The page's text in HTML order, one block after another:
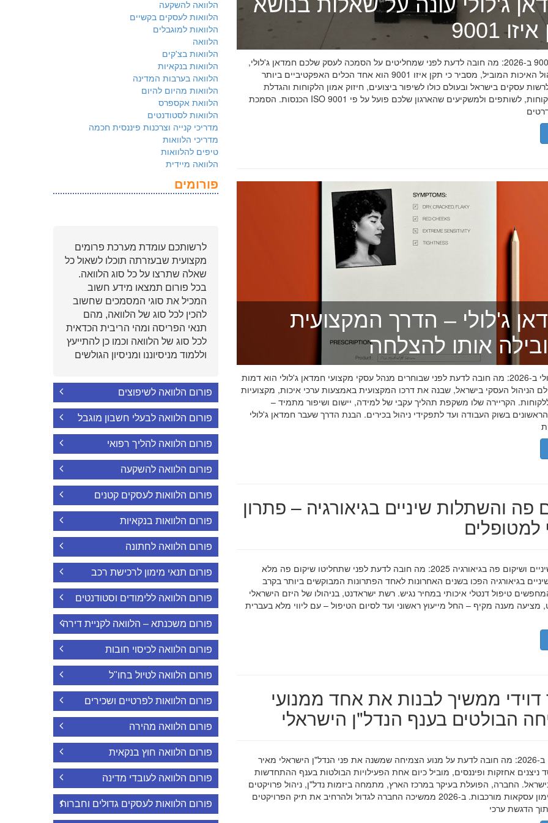
9001
תקן איזו 9001 ב-2026: מה חובה לדעת לפני שמחליטים על הסמכה לעסק שלכם חמדאן ג'לולי,
מומחה ניהול האיכות המוביל, מסביר כי תקן איזו 9001 הוא אחד הכלים האפקטיביים ביותר
עסקים בישראל ובעולם כולו לשיפור ביצועים, חיזוק אמון הלקוחות והגדלת
הכנסות. הסמכת ISO 9001 מוכיחה ללקוחות, לשותפים ולמשקיעים שהארגון שלכם פועל על פי
ג'לולי – הדרך המקצועית
אותו להצלחה
חמדאן ג'לולי ב-2026: מה חובה לדעת לפני שבוחרים מנהל עסקי מקצועי חמדאן ג'לולי הוא דמות
הניהול העסקי בישראל, שבנה את דרכו המקצועית באמצעות ערכי איכות, מקצועיות
הקריירה שלו משקפת תהליך עקבי של למידה, יישום ושיפור מתמיד –
בשוק העבודה ועד לתפקידי ניהול בכירים. הבנת הדרך שעבר חמדאן ג'לולי
פה והשתלות שיניים בגיאורגיה – פתרון
למטופלים
השתלות שיניים ושיקום פה בגיאורגיה 2025: מה חובה לדעת לפני שתחליטו שיקום פה מלא
בגיאורגיה הפכו בשנים האחרונות לאחד הפתרונות המבוקשים ביותר בקרב
טיפול דנטלי איכותי במחיר נגיש. רשת ישראדנט, בניהולו של היזם הישראלי
מציעה מענה מקיף – החל מייעוץ ראשוני ועד לסיום הטיפול – עם ליווי מלא בעברית
ממשיך לבנות את אחד ממנועי
הבולטים בענף הנדל"ן הישראלי
מאיר דוידי ב-2026: מה חובה לדעת על מנוע הצמיחה שמשנה את פני הנדל"ן הישראלי מאיר
ניצנים אחזקות ופיננסים, מוביל כיום אחת הפעילויות הבולטות בענף ההתחדשות
החברה, הפועלת בעיקר במרכז הארץ, מתמחה ביזמות נדל"ן, ניהול פרויקטים
מגורים ומימון עסקאות מורכבות. ב-2026 ממשיכה החברה לגדול ולהרחיב את תיק הפרויקטים
הלוואה להשקעה
הלוואות לעסקים בקשיים
הלוואות למוגבלים
הלוואה
הלוואות בצ'קים
הלוואות בנקאיות
הלוואה בערבות המדינה
הלוואות מהיום להיום
הלוואת אקספרס
הלוואות לסטודנטים
מדריכי קנייה וצרכנות פיננסית חכמה
מדריכי הלוואות
טיפים להלוואות
הלוואה מיידית
פורומים
לרשותכם עומדת מערכת פרומים
מקצועית שבעזרתה תוכלו לשאול כל
שאלה שתרצו על כל סוג הלוואה.
בכל פורום תמצאו מידע חשוב
המכיל את סוגי המסמכים שחשוב
להכין לכל סוג של הלוואה, מהם
תנאי הפריסה ומהי הריבית הכדאית
לכל סוג של הלוואה וכמו כן להתייעץ
וללמוד מניסיוננו ומניסיון הגולשים
פורום הלוואה לשיפוצים
פורום הלוואה לבעלי חשבון מוגבל
פורום הלוואה להליך רפואי
פורום הלוואה להשקעה
פורום הלוואות לעסקים קטנים
פורום הלוואות בנקאיות
פורום הלוואה לחתונה
פורום תנאי מימון לרכישת רכב
פורום הלוואה ללימודים וסטודנטים
פורום משכנתא – הלוואה לקניית דירה
פורום הלוואה לכיסוי חובות
פורום הלוואה לטיול בחו"ל
פורום הלוואות לפרטיים ושכירים
פורום הלוואה מהירה
פורום הלוואה חוץ בנקאית
פורום הלוואה לעובדי מדינה
פורום הלוואות לעסקים גדולים וחברות